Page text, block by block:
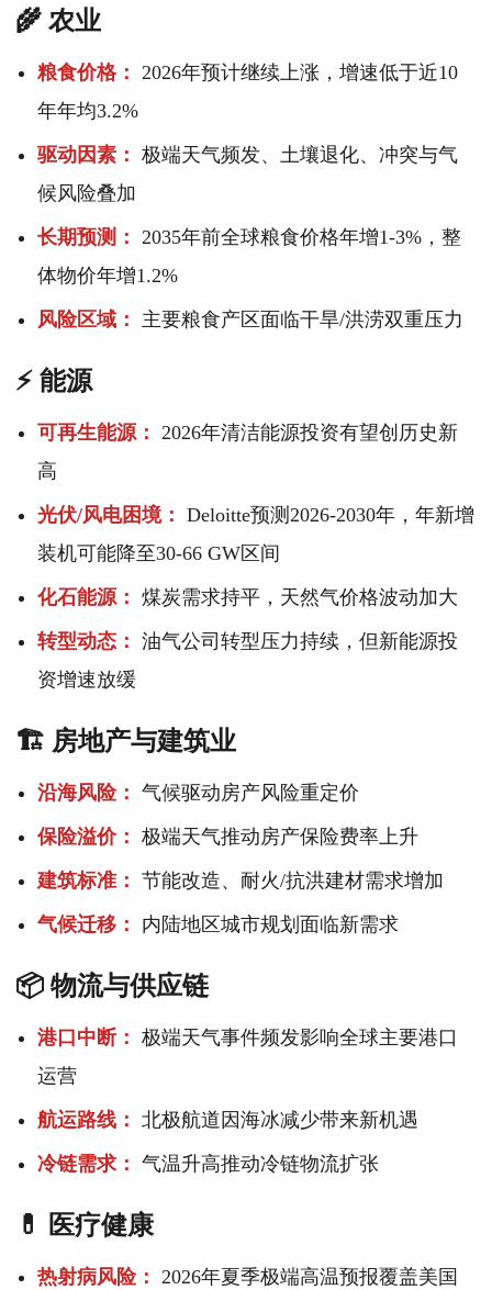
🌾 农业
粮食价格： 2026年预计继续上涨，增速低于近10
年年均3.2%
驱动因素： 极端天气频发、土壤退化、冲突与气
候风险叠加
长期预测： 2035年前全球粮食价格年增1-3%，整
体物价年增1.2%
风险区域：
主要粮食产区面临干旱/洪涝双重压力
⚡ 能源
可再生能源： 2026年清洁能源投资有望创历史新
高
光伏/风电困境： Deloitte预测2026-2030年，年新增
装机可能降至30-66 GW区间
化石能源： 煤炭需求持平，天然气价格波动加大
转型动态： 油气公司转型压力持续，但新能源投
资增速放缓
🏗️ 房地产与建筑业
沿海风险： 气候驱动房产风险重定价
保险溢价： 极端天气推动房产保险费率上升
建筑标准： 节能改造、耐火/抗洪建材需求增加
气候迁移：
内陆地区城市规划面临新需求
📦 物流与供应链
港口中断： 极端天气事件频发影响全球主要港口
运营
航运路线： 北极航道因海冰减少带来新机遇
冷链需求： 气温升高推动冷链物流扩张
💊 医疗健康
热射病风险： 2026年夏季极端高温预报覆盖美国